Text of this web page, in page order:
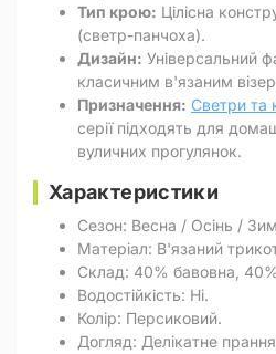
Тип крою: Цілісна
(светр-панчоха).
Дизайн: Універсальний
класичним в'язаним
Призначення: Светри та
серії підходять для
вуличних прогулянок.
Характеристики
Сезон: Весна / Осінь /
Матеріал: В'язаний
Склад: 40% бавовна,
Водостійкість: Ні.
Колір: Персиковий.
Догляд: Делікатне